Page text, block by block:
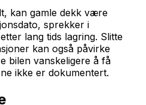
kan gamle dekk være
sprekker i
lang tids lagring. Slitte
kan også påvirke
bilen vanskeligere å få
ikke er dokumentert.